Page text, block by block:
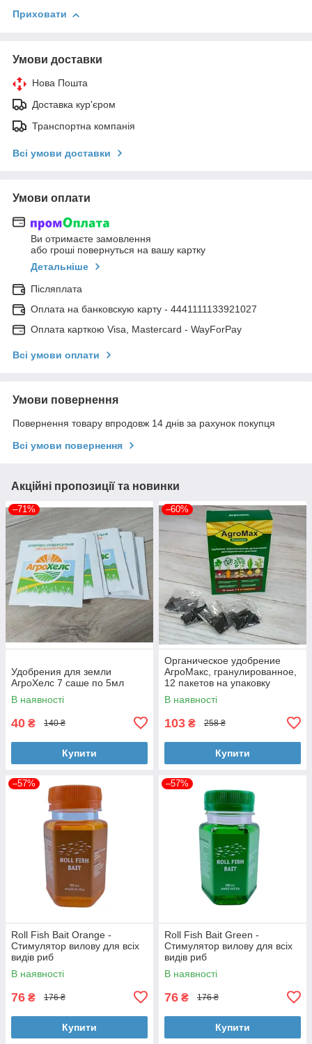
Приховати
Умови доставки
Нова Пошта
Доставка кур'єром
Транспортна компанія
Всі умови доставки
Умови оплати
Ви отримаєте замовлення
або гроші повернуться на вашу картку
Детальніше
Післяплата
Оплата на банковскую карту - 4441111133921027
Оплата карткою Visa, Mastercard - WayForPay
Всі умови оплати
Умови повернення
Повернення товару впродовж 14 днів за рахунок покупця
Всі умови повернення
Акційні пропозиції та новинки
–71%
Удобрения для земли
АгроХелс 7 саше по 5мл
В наявності
40 ₴ 140 ₴
Купити
–60%
Органическое удобрение
АгроМакс, гранулированное,
12 пакетов на упаковку
В наявності
103 ₴ 258 ₴
Купити
–57%
Roll Fish Bait Orange -
Стимулятор вилову для всіх
видів риб
В наявності
76 ₴ 176 ₴
Купити
–57%
Roll Fish Bait Green -
Стимулятор вилову для всіх
видів риб
В наявності
76 ₴ 176 ₴
Купити